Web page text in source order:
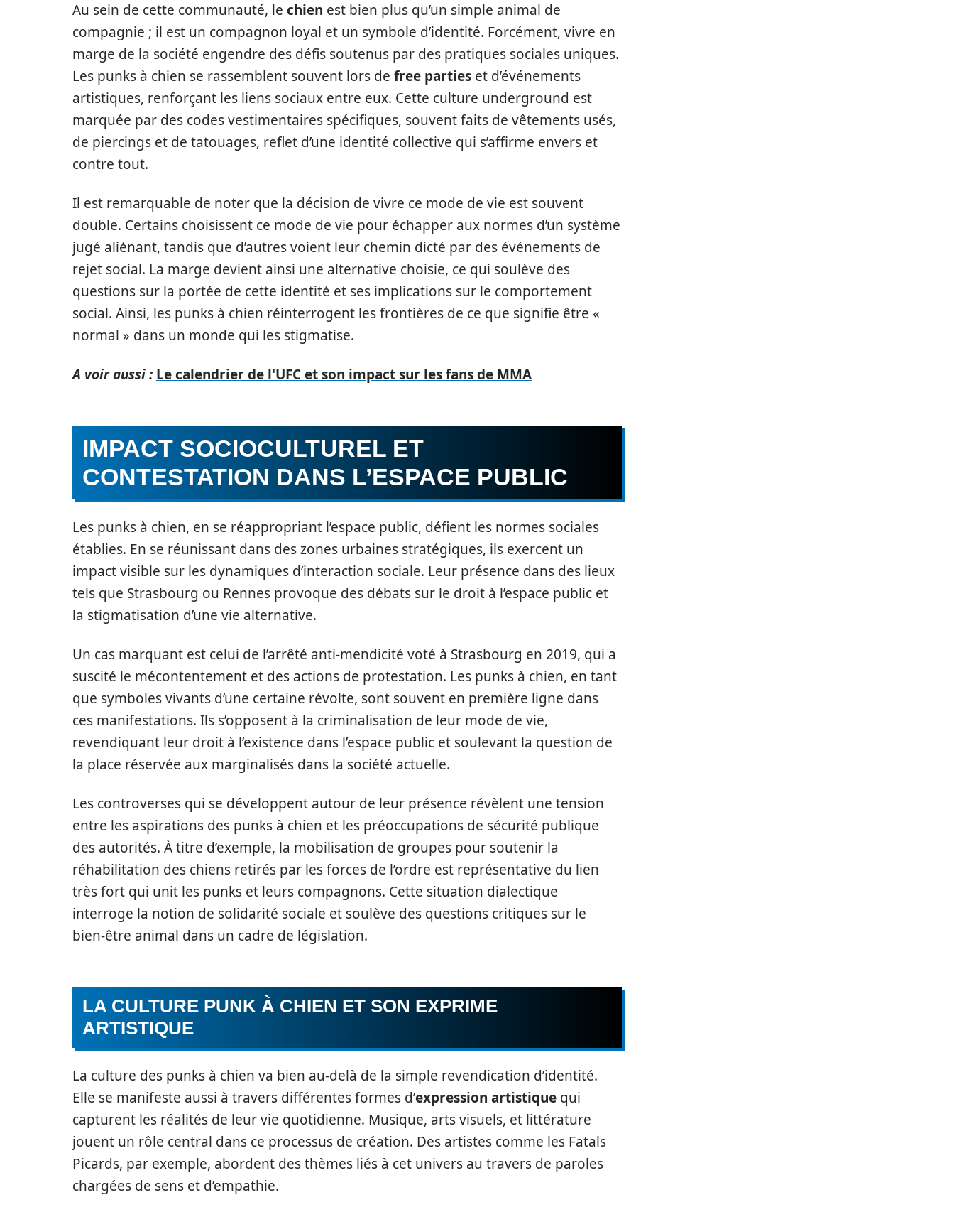
Au sein de cette communauté, le chien est bien plus qu’un simple animal de
compagnie ; il est un compagnon loyal et un symbole d’identité. Forcément, vivre en
marge de la société engendre des défis soutenus par des pratiques sociales uniques.
Les punks à chien se rassemblent souvent lors de free parties et d’événements
artistiques, renforçant les liens sociaux entre eux. Cette culture underground est
marquée par des codes vestimentaires spécifiques, souvent faits de vêtements usés,
de piercings et de tatouages, reflet d’une identité collective qui s’affirme envers et
contre tout.
Il est remarquable de noter que la décision de vivre ce mode de vie est souvent
double. Certains choisissent ce mode de vie pour échapper aux normes d’un système
jugé aliénant, tandis que d’autres voient leur chemin dicté par des événements de
rejet social. La marge devient ainsi une alternative choisie, ce qui soulève des
questions sur la portée de cette identité et ses implications sur le comportement
social. Ainsi, les punks à chien réinterrogent les frontières de ce que signifie être «
normal » dans un monde qui les stigmatise.
A voir aussi : Le calendrier de l'UFC et son impact sur les fans de MMA
IMPACT SOCIOCULTUREL ET
CONTESTATION DANS L’ESPACE PUBLIC
Les punks à chien, en se réappropriant l’espace public, défient les normes sociales
établies. En se réunissant dans des zones urbaines stratégiques, ils exercent un
impact visible sur les dynamiques d’interaction sociale. Leur présence dans des lieux
tels que Strasbourg ou Rennes provoque des débats sur le droit à l’espace public et
la stigmatisation d’une vie alternative.
Un cas marquant est celui de l’arrêté anti-mendicité voté à Strasbourg en 2019, qui a
suscité le mécontentement et des actions de protestation. Les punks à chien, en tant
que symboles vivants d’une certaine révolte, sont souvent en première ligne dans
ces manifestations. Ils s’opposent à la criminalisation de leur mode de vie,
revendiquant leur droit à l’existence dans l’espace public et soulevant la question de
la place réservée aux marginalisés dans la société actuelle.
Les controverses qui se développent autour de leur présence révèlent une tension
entre les aspirations des punks à chien et les préoccupations de sécurité publique
des autorités. À titre d’exemple, la mobilisation de groupes pour soutenir la
réhabilitation des chiens retirés par les forces de l’ordre est représentative du lien
très fort qui unit les punks et leurs compagnons. Cette situation dialectique
interroge la notion de solidarité sociale et soulève des questions critiques sur le
bien-être animal dans un cadre de législation.
LA CULTURE PUNK À CHIEN ET SON EXPRIME
ARTISTIQUE
La culture des punks à chien va bien au-delà de la simple revendication d’identité.
Elle se manifeste aussi à travers différentes formes d’expression artistique qui
capturent les réalités de leur vie quotidienne. Musique, arts visuels, et littérature
jouent un rôle central dans ce processus de création. Des artistes comme les Fatals
Picards, par exemple, abordent des thèmes liés à cet univers au travers de paroles
chargées de sens et d’empathie.